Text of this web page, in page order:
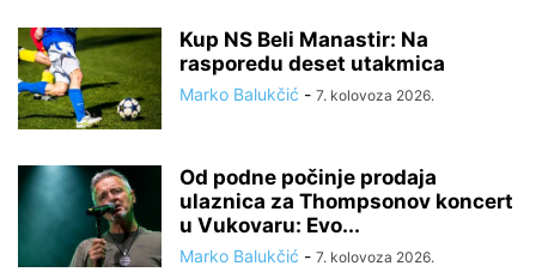
Kup NS Beli Manastir: Na
rasporedu deset utakmica
Marko Balukčić - 7. kolovoza 2026.
Od podne počinje prodaja
ulaznica za Thompsonov koncert
u Vukovaru: Evo...
Marko Balukčić - 7. kolovoza 2026.